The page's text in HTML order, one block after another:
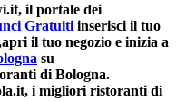
il portale dei
Gratuiti inserisci il tuo
il tuo negozio e inizia a
su
di Bologna.
i migliori ristoranti di